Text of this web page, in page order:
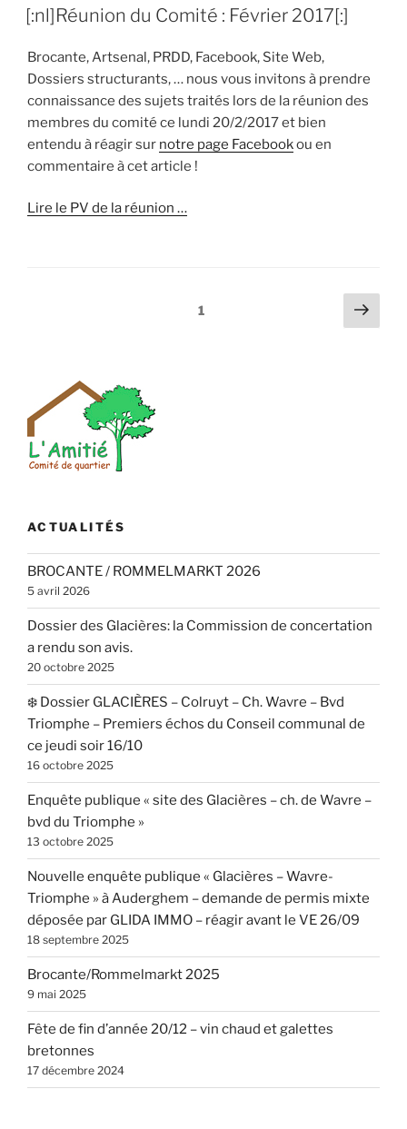
LE
[:nl]Réunion du Comité : Février 2017[:]
Brocante, Artsenal, PRDD, Facebook, Site Web,
Dossiers structurants, … nous vous invitons à prendre
connaissance des sujets traités lors de la réunion des
membres du comité ce lundi 20/2/2017 et bien
entendu à réagir sur notre page Facebookou en
commentaire à cet article !
Lire le PV de la réunion …
Page1
Page
ACTUALITÉS
BROCANTE / ROMMELMARKT 2026
5 avril 2026
Dossier des Glacières: la Commission de concertation
a rendu son avis.
20 octobre 2025
❄️ Dossier GLACIÈRES – Colruyt – Ch. Wavre – Bvd
Triomphe – Premiers échos du Conseil communal de
ce jeudi soir 16/10
16 octobre 2025
Enquête publique « site des Glacières – ch. de Wavre –
bvd du Triomphe »
13 octobre 2025
Nouvelle enquête publique « Glacières – Wavre-
Triomphe » à Auderghem – demande de permis mixte
déposée par GLIDA IMMO – réagir avant le VE 26/09
18 septembre 2025
Brocante/Rommelmarkt 2025
9 mai 2025
Fête de fin d’année 20/12 – vin chaud et galettes
bretonnes
17 décembre 2024